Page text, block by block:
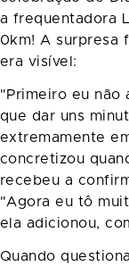
a frequentadora
0km! A surpresa
era visível:
"Primeiro eu não
que dar uns
extremamente
concretizou
recebeu a
"Agora eu tô
ela adicionou,
Quando